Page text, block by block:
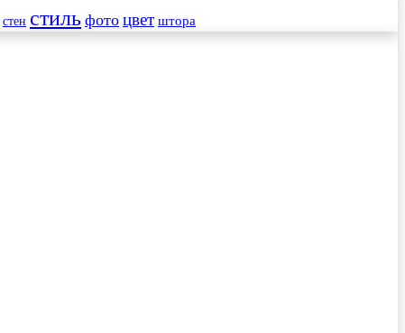
стен стиль фото цвет штора